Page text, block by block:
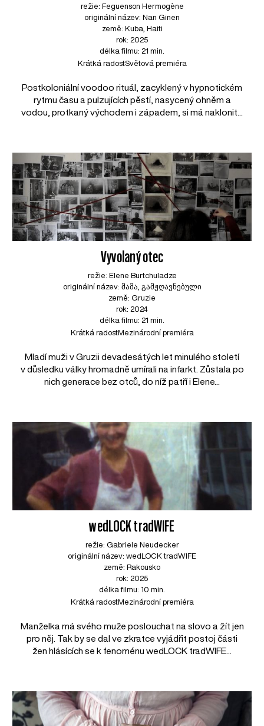
režie: Feguenson Hermogène
originální název: Nan Ginen
země: Kuba, Haiti
rok: 2025
délka filmu: 21 min.
Krátká radostSvětová premiéra
Postkoloniální voodoo rituál, zacyklený v hypnotickém
rytmu času a pulzujících pěstí, nasycený ohněm a
vodou, protkaný východem i západem, si má naklonit...
Vyvolaný otec
režie: Elene Burtchuladze
originální název: მამა, გამჟღავნებული
země: Gruzie
rok: 2024
délka filmu: 21 min.
Krátká radostMezinárodní premiéra
Mladí muži v Gruzii devadesátých let minulého století
v důsledku války hromadně umírali na infarkt. Zůstala po
nich generace bez otců, do níž patří i Elene...
wedLOCK tradWIFE
režie: Gabriele Neudecker
originální název: wedLOCK tradWIFE
země: Rakousko
rok: 2025
délka filmu: 10 min.
Krátká radostMezinárodní premiéra
Manželka má svého muže poslouchat na slovo a žít jen
pro něj. Tak by se dal ve zkratce vyjádřit postoj části
žen hlásících se k fenoménu wedLOCK tradWIFE...